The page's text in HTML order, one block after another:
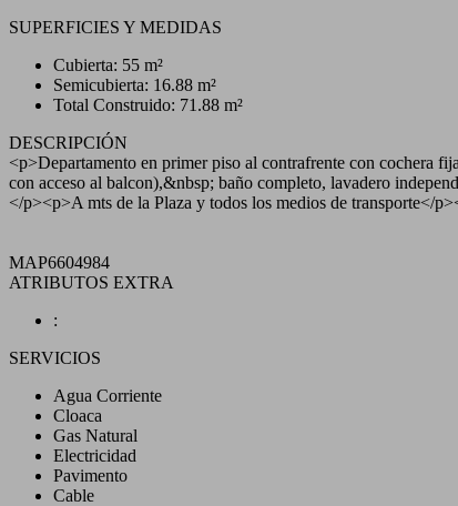
SUPERFICIES Y MEDIDAS
Cubierta: 55 m²
Semicubierta: 16.88 m²
Total Construido: 71.88 m²
DESCRIPCIÓN
<p>Departamento en primer piso al contrafrente con cochera
con acceso al balcon),&nbsp; baño completo, lavadero
</p><p>A mts de la Plaza y todos los medios de
MAP6604984
ATRIBUTOS EXTRA
:
SERVICIOS
Agua Corriente
Cloaca
Gas Natural
Electricidad
Pavimento
Cable